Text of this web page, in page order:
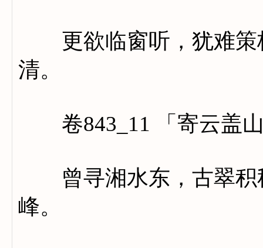
更欲临窗听，犹难策
清。
卷843_11 「寄云盖山
曾寻湘水东，古翠积
峰。